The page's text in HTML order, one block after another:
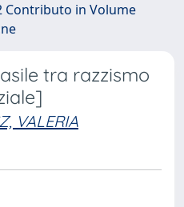
Contributo in Volume
tra razzismo
VALERIA